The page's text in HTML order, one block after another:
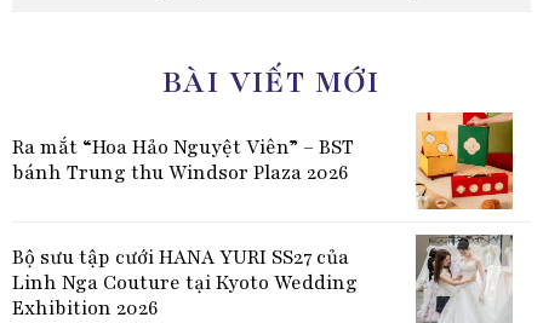
BÀI VIẾT MỚI
Ra mắt “Hoa Hảo Nguyệt Viên” – BST
bánh Trung thu Windsor Plaza 2026
Bộ sưu tập cưới HANA YURI SS27 của
Linh Nga Couture tại Kyoto Wedding
Exhibition 2026